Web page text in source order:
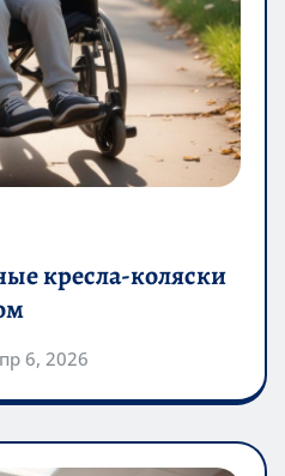
кресла-коляски
6, 2026